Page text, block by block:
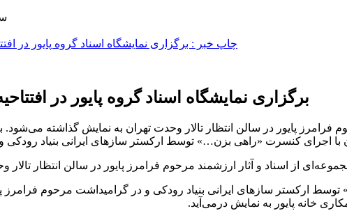
سه
برگزاری نمایشگاه اسناد گروه پایور در
فرامرز پایور در سالن انتظار تالار وحدت تهران به نمایش گذاشته
ارکستر سازهای ایرانی بنیاد رودکی و در گرامیداشت مرحوم فرامرز